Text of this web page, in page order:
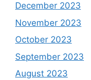
December 2023
November 2023
October 2023
September 2023
August 2023